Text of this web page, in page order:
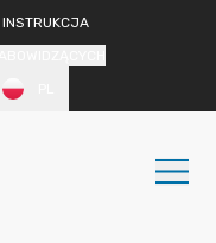
INSTRUKCJA